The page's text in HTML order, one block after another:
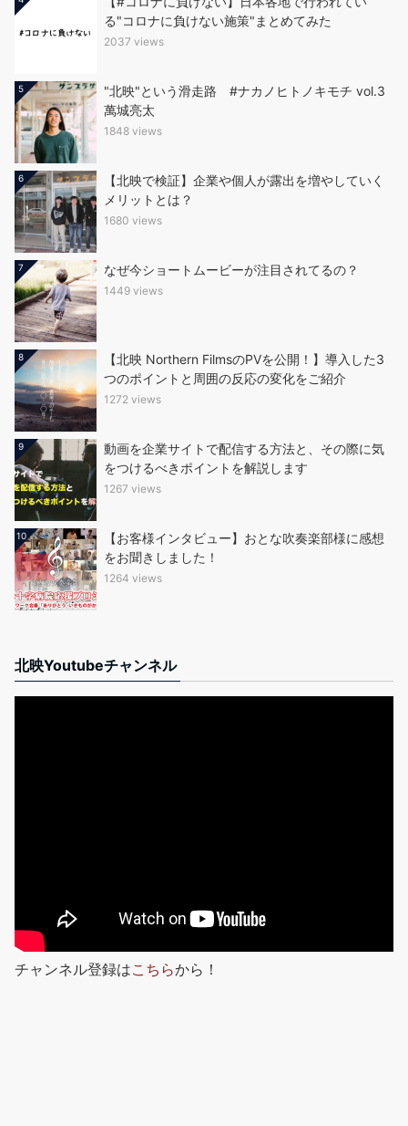
る"コロナに負けない施策"まとめてみた
2037 views
5
"北映"という滑走路 #ナカノヒトノキモチ vol.3
萬城亮太
1848 views
6
【北映で検証】企業や個人が露出を増やしていく
メリットとは？
1680 views
7 なぜ今ショートムービーが注目されてるの？
1449 views
8
【北映 Northern FilmsのPVを公開！】導入した3
つのポイントと周囲の反応の変化をご紹介
1272 views
9
動画を企業サイトで配信する方法と、その際に気
をつけるべきポイントを解説します
1267 views
10
【お客様インタビュー】おとな吹奏楽部様に感想
をお聞きしました！
1264 views
北映Youtubeチャンネル
チャンネル登録はこちらから！